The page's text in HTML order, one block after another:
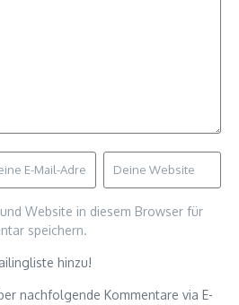
Website in diesem Browser für
speichern.
hinzu!
nachfolgende Kommentare via E-